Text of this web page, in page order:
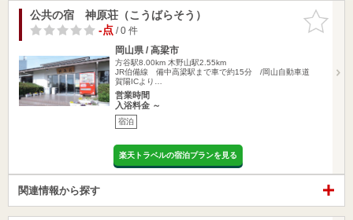
お気に入
りに追加
公共の宿 神原荘（こうばらそう）
-点/ 0 件
岡山県 / 高梁市
方谷駅8.00km 木野山駅2.55km
JR伯備線 備中高梁駅まで車で約15分 /岡山自動車道
賀陽ICより…
営業時間
入浴料金 ～
宿泊
楽天トラベルの宿泊プランを見る
関連情報から探す